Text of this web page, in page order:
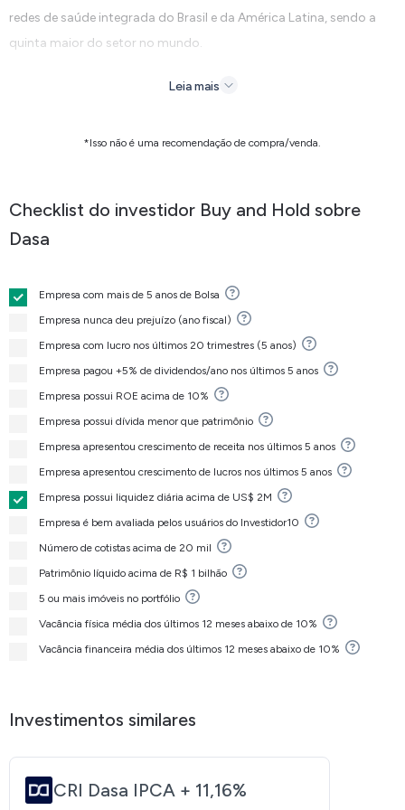
redes de saúde integrada do Brasil e da América Latina, sendo a
quinta maior do setor no mundo.
A empresa oferece uma ampla gama de serviços, incluindo exames
oncologia, coordenação de cuidados, atenção primária e
A Dasa opera em todo o território brasileiro, com presença
significativa em diversas cidades, atendendo a uma ampla base de
Com atuação focada na integração de cuidados de saúde, a
empresa aproxima a comunidade médica de hospitais, clínicas e
laboratórios, além de investir em ciência, tecnologia e propósito
para oferecer um atendimento completo e contínuo aos
pacientes.
Em termos de estrutura operacional, a Dasa é classificada como
uma large cap, tendo suas ações negociadas na B3 sob o ticker
DASA3, com opção de negociação no mercado fracionário sob o
códigoDASA3F.
História e quando foi criada a
Diagnósticos da América S.A.
com a fundação da Médicos Associados em Patologia Clínica
(MAP) pelos médicos Humberto Delboni Filho e Raul Dias Santos.
Nos anos 1970, o médico Caio Auriemo tornou-se sócio do
Leia mais
*Isso não é uma recomendação de compra/venda.
Checklist do investidor Buy and Hold sobre
Dasa
Empresa com mais de 5 anos de Bolsa
Empresa nunca deu prejuízo (ano fiscal)
Empresa com lucro nos últimos 20 trimestres (5 anos)
Empresa pagou +5% de dividendos/ano nos últimos 5 anos
Empresa possui ROE acima de 10%
Empresa possui dívida menor que patrimônio
Empresa apresentou crescimento de receita nos últimos 5 anos
Empresa apresentou crescimento de lucros nos últimos 5 anos
Empresa possui liquidez diária acima de US$ 2M
Empresa é bem avaliada pelos usuários do Investidor10
Número de cotistas acima de 20 mil
Patrimônio líquido acima de R$ 1 bilhão
5 ou mais imóveis no portfólio
Vacância física média dos últimos 12 meses abaixo de 10%
Vacância financeira média dos últimos 12 meses abaixo de 10%
Investimentos similares
CRI Dasa IPCA + 11,16%